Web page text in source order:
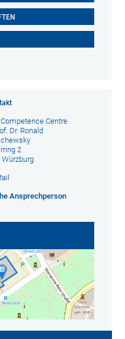
Centre
Dr. Ronald
2
Ansprechperson